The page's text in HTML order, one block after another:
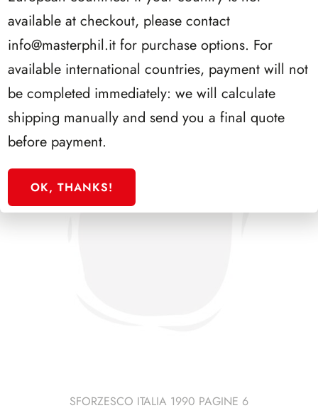
SFORZESCO ITALIA 1987 PAGINE 3
SFORZESCO ITALIA 1990 PAGINE 6
available at checkout, please contact
info@masterphil.it for purchase options. For
available international countries, payment will not
be completed immediately: we will calculate
shipping manually and send you a final quote
before payment.
OK, THANKS!